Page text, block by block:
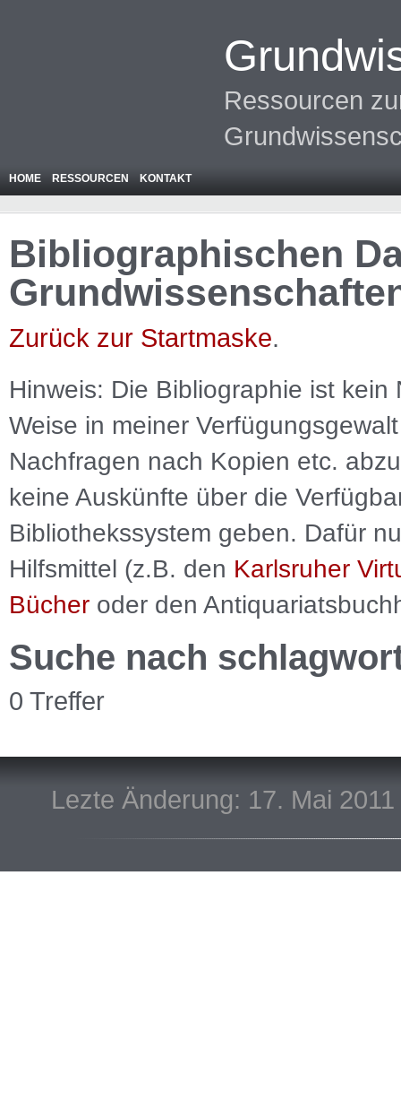
Ressourcen
HOME RESSOURCEN KONTAKT
Bibliographischen
Zurück zur Startmaske.
Hinweis: Die Bibliographie ist kein
Weise in meiner
Nachfragen nach Kopien etc.
keine Auskünfte über die
Bibliothekssystem geben. Dafür
Hilfsmittel (z.B. den Karlsruher
Bücher oder den
Suche nach
0 Treffer
Lezte Änderung: 17. Mai